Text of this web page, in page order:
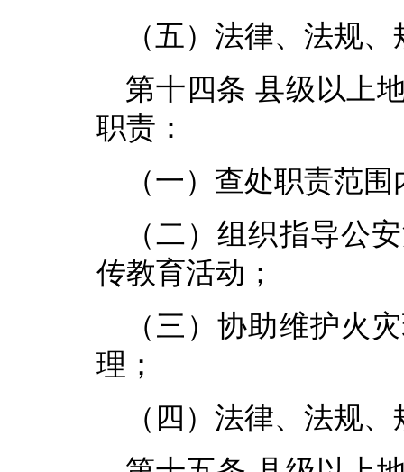
（五）法律、法规
第十四条 县级以上
职责：
（一）查处职责范
（二）组织指导公
传教育活动；
（三）协助维护火
理；
（四）法律、法规